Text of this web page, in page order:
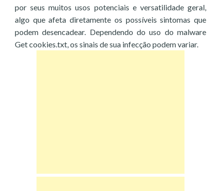
por seus muitos usos potenciais e versatilidade geral,
algo que afeta diretamente os possíveis sintomas que
podem desencadear. Dependendo do uso do malware
Get cookies.txt, os sinais de sua infecção podem variar.